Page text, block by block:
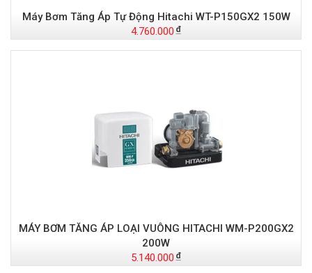
Máy Bơm Tăng Áp Tự Động Hitachi WT-P150GX2 150W
4.760.000
MÁY BƠM TĂNG ÁP LOẠI VUÔNG HITACHI WM-P200GX2
200W
5.140.000